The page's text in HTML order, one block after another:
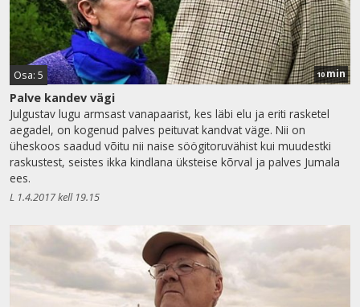
Osa: 5 10min
Palve kandev vägi
Julgustav lugu armsast vanapaarist, kes läbi elu ja eriti rasketel
aegadel, on kogenud palves peituvat kandvat väge. Nii on
üheskoos saadud võitu nii naise söögitoruvähist kui muudestki
raskustest, seistes ikka kindlana üksteise kõrval ja palves Jumala
ees.
L 1.4.2017 kell 19.15